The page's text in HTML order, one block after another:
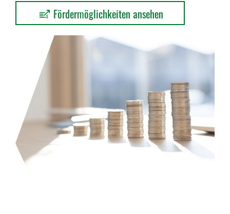
Fördermöglichkeiten ansehen